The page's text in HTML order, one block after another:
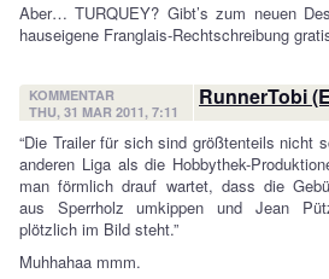
Aber… TURQUEY? Gibt’s zum neuen
hauseigene Franglais-Rechtschreibung
KOMMENTAR
THU, 31 MAR 2011, 7:11
RunnerTobi
“Die Trailer für sich sind größtenteils nicht
anderen Liga als die Hobbythek-
man förmlich drauf wartet, dass die
aus Sperrholz umkippen und Jean
plötzlich im Bild steht.”
Muhhahaa mmm.